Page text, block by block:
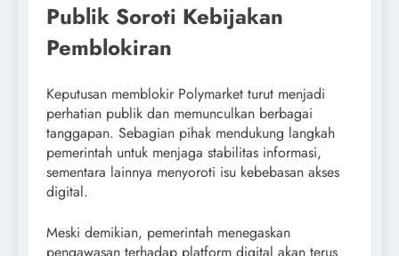
Publik Soroti Kebijakan
Pemblokiran
Keputusan memblokir Polymarket turut menjadi
perhatian publik dan memunculkan berbagai
tanggapan. Sebagian pihak mendukung langkah
pemerintah untuk menjaga stabilitas informasi,
sementara lainnya menyoroti isu kebebasan akses
digital.
Meski demikian, pemerintah menegaskan